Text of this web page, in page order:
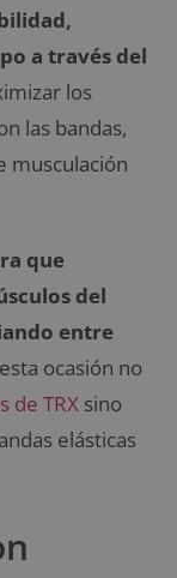
a través del
los
las bandas,
musculación
que
del
entre
ocasión no
de TRX sino
elásticas